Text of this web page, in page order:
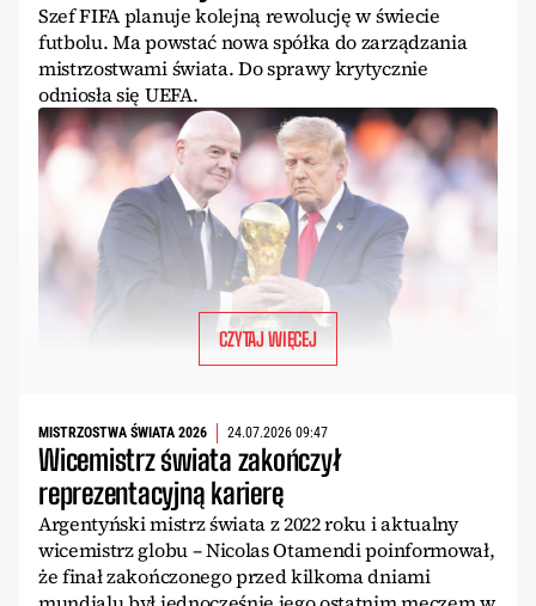
Szef FIFA planuje kolejną rewolucję w świecie
futbolu. Ma powstać nowa spółka do zarządzania
mistrzostwami świata. Do sprawy krytycznie
odniosła się UEFA.
CZYTAJ WIĘCEJ
MISTRZOSTWA ŚWIATA 2026 24.07.2026 09:47
Wicemistrz świata zakończył
reprezentacyjną karierę
Argentyński mistrz świata z 2022 roku i aktualny
wicemistrz globu – Nicolas Otamendi poinformował,
że finał zakończonego przed kilkoma dniami